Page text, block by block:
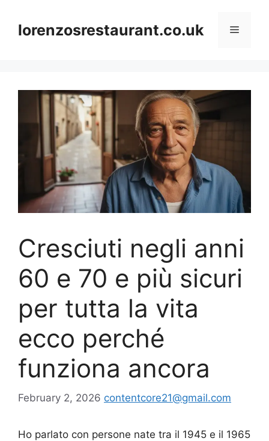
contentlorenzosrestaurant.co.uk Menu
Cresciuti negli anni
60 e 70 e più sicuri
per tutta la vita
ecco perché
funziona ancora
February 2, 2026 contentcore21@gmail.com
Ho parlato con persone nate tra il 1945 e il 1965